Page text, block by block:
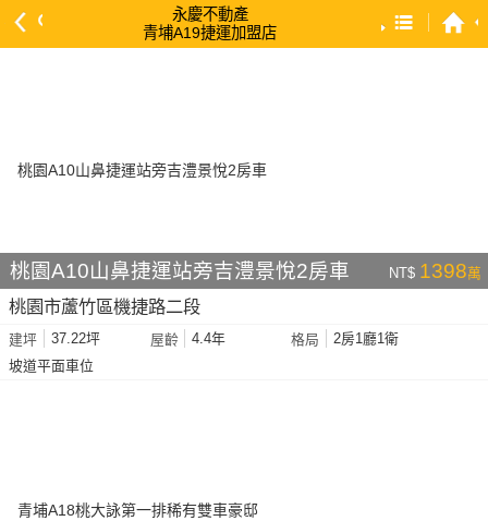
永慶不動產
青埔A19捷運加盟店
依建物坪數 大 → 小
依土地坪數 大 → 小
桃園A10山鼻捷運站旁吉澧景悅2房車 NT$ 1398萬
桃園市蘆竹區機捷路二段
建坪 37.22坪 屋齡 4.4年 格局
2房1廳1衛
坡道平面車位